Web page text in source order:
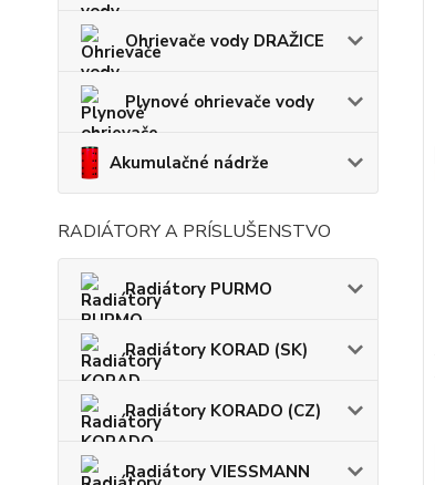
Ohrievače vody DRAŽICE
Plynové ohrievače vody
Akumulačné nádrže
RADIÁTORY A PRÍSLUŠENSTVO
Radiátory PURMO
Radiátory KORAD (SK)
Radiátory KORADO (CZ)
Radiátory VIESSMANN